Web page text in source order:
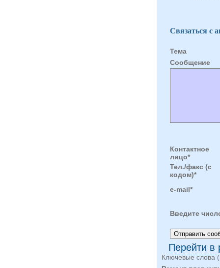
Связаться с
Тема
Cообщение
Контактное
лицо*
Тел./факс (с
кодом)*
e-mail*
Введите
Перейти в
Ключевые слова